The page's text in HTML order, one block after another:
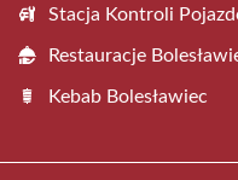
Stacja Kontroli
Restauracje
Kebab Bolesławiec